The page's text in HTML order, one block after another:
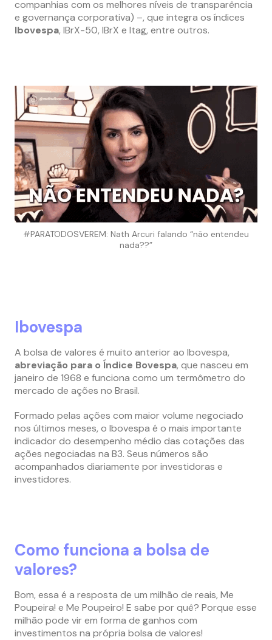
companhias com os melhores níveis de transparência
e governança corporativa) –, que integra os índices
Ibovespa, IBrX-50, IBrX e Itag, entre outros.
#PARATODOSVEREM: Nath Arcuri falando “não entendeu
nada??”
Ibovespa
A bolsa de valores é muito anterior ao Ibovespa,
abreviação para o Índice Bovespa, que nasceu em
janeiro de 1968 e funciona como um termômetro do
mercado de ações no Brasil.
Formado pelas ações com maior volume negociado
nos últimos meses, o Ibovespa é o mais importante
indicador do desempenho médio das cotações das
ações negociadas na B3. Seus números são
acompanhados diariamente por investidoras e
investidores.
Como funciona a bolsa de
valores?
Bom, essa é a resposta de um milhão de reais, Me
Poupeira! e Me Poupeiro! E sabe por quê? Porque esse
milhão pode vir em forma de ganhos com
investimentos na própria bolsa de valores!